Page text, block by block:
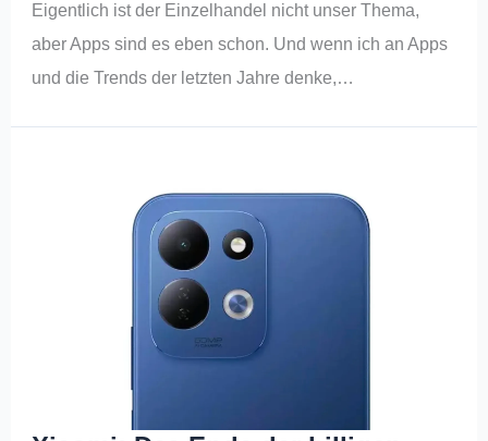
Eigentlich ist der Einzelhandel nicht unser Thema,
aber Apps sind es eben schon. Und wenn ich an Apps
und die Trends der letzten Jahre denke,…